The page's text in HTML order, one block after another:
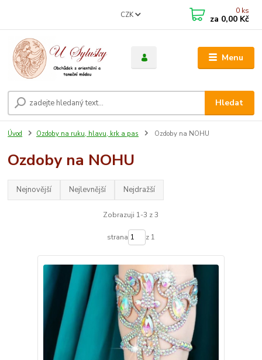
Menu
CZK
Hledat
0 ks
za 0,00 Kč
Úvod Ozdoby na ruku, hlavu, krk a pas Ozdoby na NOHU
Ozdoby na NOHU
Nejnovější Nejlevnější Nejdražší
Zobrazuji 1-3 z 3
strana z 1